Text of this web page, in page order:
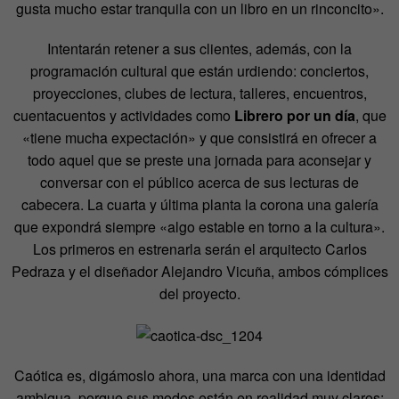
gusta mucho estar tranquila con un libro en un rinconcito».
Intentarán retener a sus clientes, además, con la
programación cultural que están urdiendo: conciertos,
proyecciones, clubes de lectura, talleres, encuentros,
cuentacuentos y actividades como Librero por un día, que
«tiene mucha expectación» y que consistirá en ofrecer a
todo aquel que se preste una jornada para aconsejar y
conversar con el público acerca de sus lecturas de
cabecera. La cuarta y última planta la corona una galería
que expondrá siempre «algo estable en torno a la cultura».
Los primeros en estrenarla serán el arquitecto Carlos
Pedraza y el diseñador Alejandro Vicuña, ambos cómplices
del proyecto.
Caótica es, digámoslo ahora, una marca con una identidad